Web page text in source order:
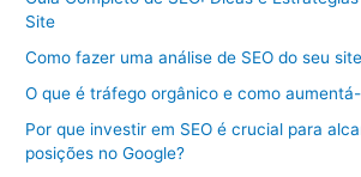
Site
Como fazer uma análise de SEO do seu
O que é tráfego orgânico e como
Por que investir em SEO é crucial para
posições no Google?